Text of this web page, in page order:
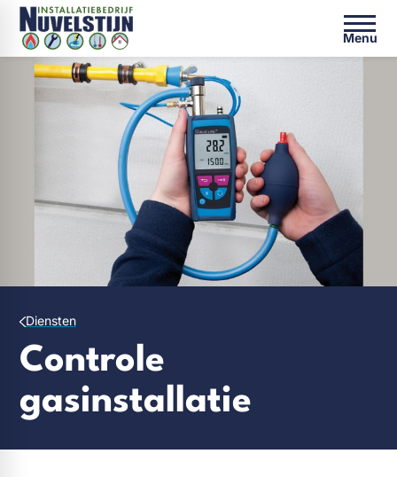
Menu
Diensten
Controle
gasinstallatie